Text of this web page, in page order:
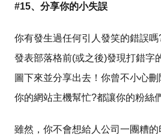
#15、分享你的小失誤
你有發生過任何引人發笑的錯誤
發表部落格前(或之後)發現打錯字
圖下來並分享出去！你曾不小心
你的網站主機幫忙?都讓你的粉絲
雖然，你不會想給人公司一團糟